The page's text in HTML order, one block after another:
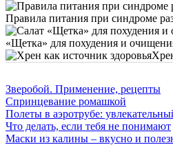
Правила питания при синдроме
«Щетка» для похудения и
Зверобой. Применение, рецепты
Спринцевание ромашкой
Полеты в аэротрубе:
Что делать, если тебя не понимают
Маски из калины – вкусно и